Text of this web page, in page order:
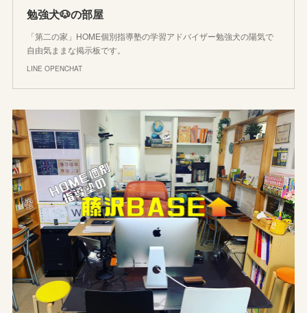
勉強犬🐶の部屋
「第二の家」HOME個別指導塾の学習アドバイザー勉強犬の陽気で
自由気ままな掲示板です。
LINE OPENCHAT